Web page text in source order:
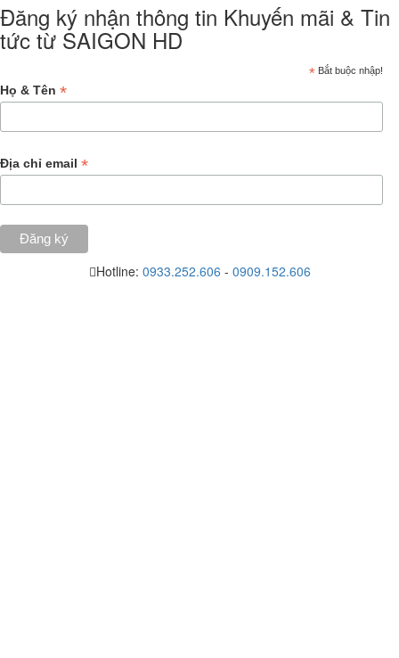
Đăng ký nhận thông tin Khuyến mãi & Tin
tức từ SAIGON HD
* Bắt buộc nhập!
Họ & Tên *
Địa chỉ email *
Hotline: 0933.252.606 - 0909.152.606